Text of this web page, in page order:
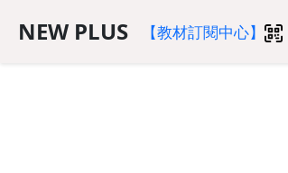
NEW PLUS 【教材訂閱中心】